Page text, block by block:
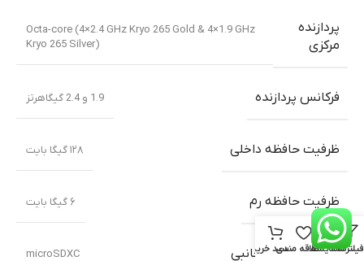
پردازنده
مرکزی
Octa-core (4×2.4 GHz Kryo 265 Gold & 4×1.9 GHz
Kryo 265 Silver)
فرکانس پردازنده 1.9 و 2.4 گیگاهرتز
ظرفیت حافظه داخلی ۱۲۸ گیگا بایت
ظرفیت حافظه رم ۶ گیگا بایت
ظرفیت حافظه جانبی microSDXC فیلترهامقایسهعلاقه مندیسبد خرید